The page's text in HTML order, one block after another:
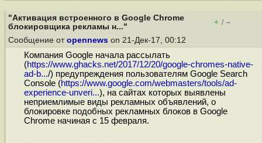
"Активация встроенного в Google Chrome
блокировщика рекламы н..."
+ / –
Сообщение от opennews on 21-Дек-17, 00:12
Компания Google начала рассылать
(https://www.ghacks.net/2017/12/20/google-chromes-native-
ad-b.../) предупреждения пользователям Google Search
Console (https://www.google.com/webmasters/tools/ad-
experience-unveri...), на сайтах которых выявлены
неприемлимые виды рекламных объявлений, о
блокировке подобных рекламных блоков в Google
Chrome начиная с 15 февраля.